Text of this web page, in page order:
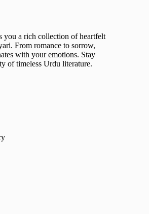
you a rich collection of heartfelt
From romance to sorrow,
with your emotions. Stay
of timeless Urdu literature.